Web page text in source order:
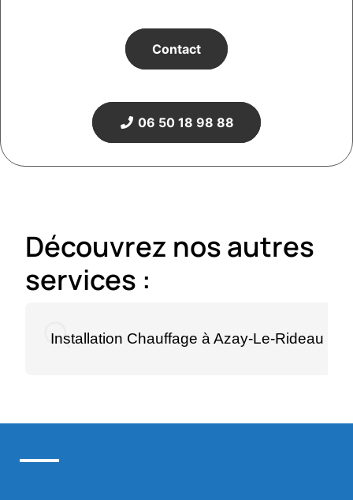
Contact
06 50 18 98 88
Découvrez nos autres
services :
Installation Chauffage à Azay-Le-Rideau